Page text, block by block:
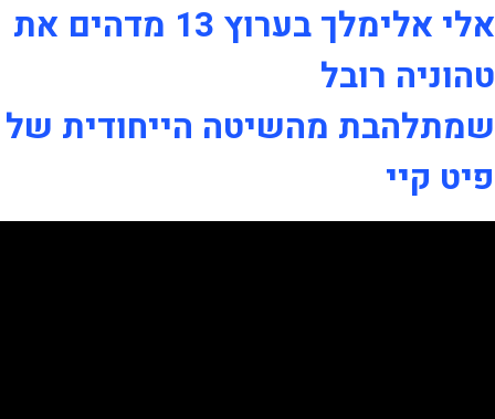
אלי אלימלך בערוץ 13 מדהים את
טהוניה רובל
שמתלהבת מהשיטה הייחודית של
פיט קיי